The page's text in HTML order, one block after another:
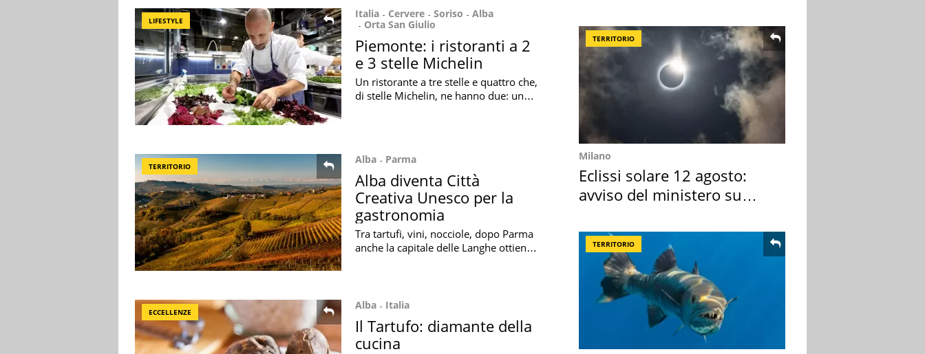
LIFESTYLE
Italia Cervere Soriso
Alba
Orta San Giulio
Piemonte: i ristoranti a 2
e 3 stelle Michelin
Un ristorante a tre stelle e quattro che,
di stelle Michelin, ne hanno due: un
TERRITORIO
Alba Parma
Alba diventa Città
Creativa Unesco per la
gastronomia
Tra tartufi, vini, nocciole, dopo Parma
anche la capitale delle Langhe ottiene il
ECCELLENZE
Alba Italia
Il Tartufo: diamante della
cucina
TERRITORIO
Milano
Eclissi solare 12 agosto:
avviso del ministero su
TERRITORIO